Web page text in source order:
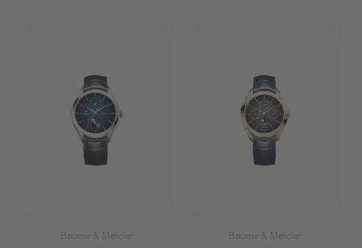
Baume & Mercier Baume & Mercier